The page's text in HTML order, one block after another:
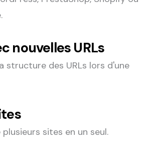
nouvelles URLs
structure des URLs lors d'une
sites en un seul.